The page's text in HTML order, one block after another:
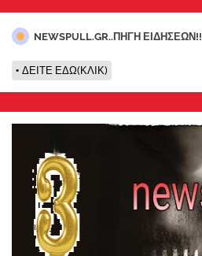
NEWSPULL.GR..ΠΗΓΗ ΕΙΔΗΣΕΩΝ!!
ΔΕΙΤΕ ΕΔΩ(ΚΛΙΚ)